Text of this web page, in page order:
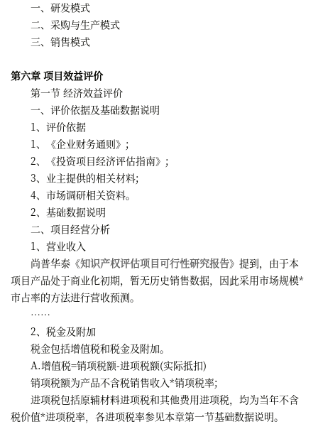
一、研发模式
二、采购与生产模式
三、销售模式
第六章 项目效益评价
第一节 经济效益评价
一、评价依据及基础数据说明
1、评价依据
1、《企业财务通则》;
2、《投资项目经济评估指南》;
3、业主提供的相关材料;
4、市场调研相关资料。
2、基础数据说明
二、项目经营分析
1、营业收入
尚普华泰《知识产权评估项目可行性研究报告》提到，由于本
项目产品处于商业化初期，暂无历史销售数据，因此采用市场规模*
市占率的方法进行营收预测。
……
2、税金及附加
税金包括增值税和税金及附加。
A.增值税=销项税额-进项税额(实际抵扣)
销项税额为产品不含税销售收入*销项税率;
进项税包括原辅材料进项税和其他费用进项税，均为当年不含
税价值*进项税率，各进项税率参见本章第一节基础数据说明。